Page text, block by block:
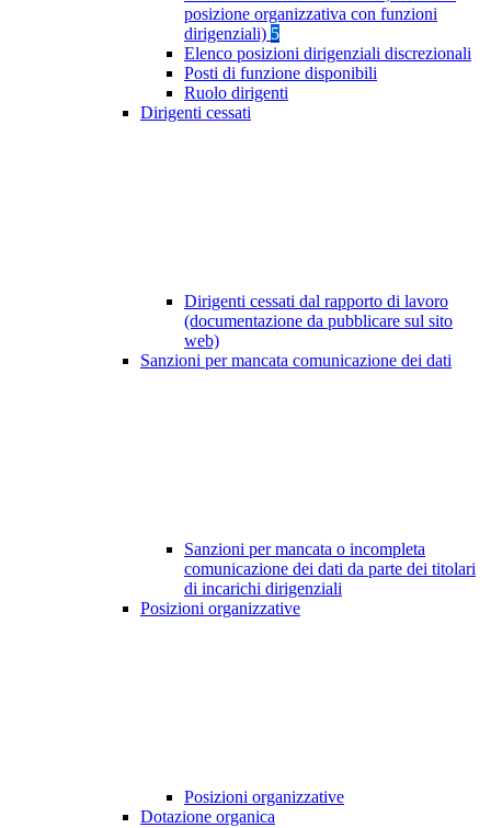
posizione organizzativa con funzioni
dirigenziali) 5
Elenco posizioni dirigenziali discrezionali
Posti di funzione disponibili
Ruolo dirigenti
Dirigenti cessati
Dirigenti cessati dal rapporto di lavoro
(documentazione da pubblicare sul sito
web)
Sanzioni per mancata comunicazione dei dati
Sanzioni per mancata o incompleta
comunicazione dei dati da parte dei titolari
di incarichi dirigenziali
Posizioni organizzative
Posizioni organizzative
Dotazione organica